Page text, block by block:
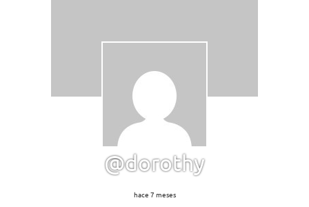
@dorothy
hace 7 meses